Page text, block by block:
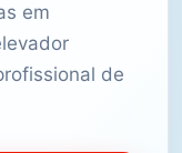
em
de